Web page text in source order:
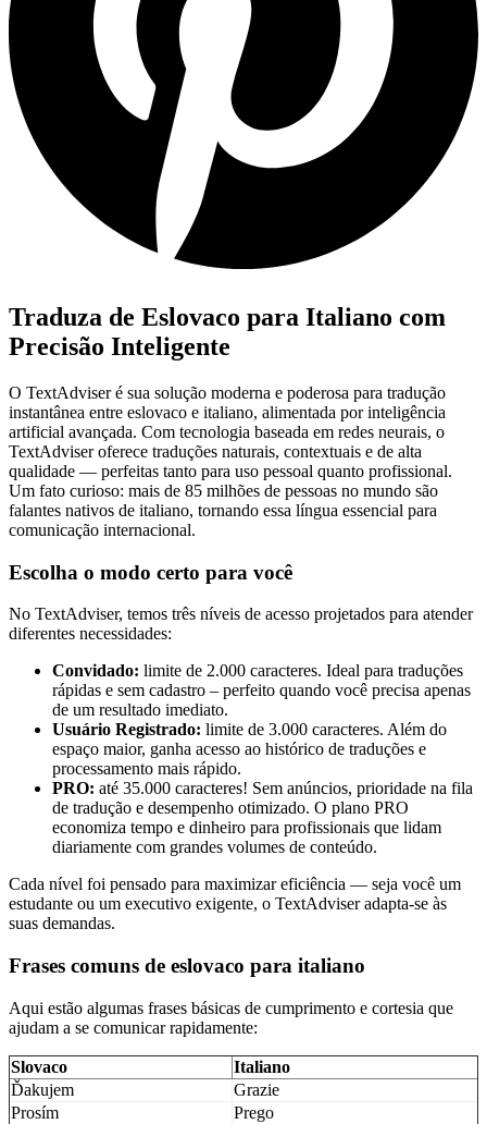
Traduza de Eslovaco para Italiano com
Precisão Inteligente
O TextAdviser é sua solução moderna e poderosa para tradução
instantânea entre eslovaco e italiano, alimentada por inteligência
artificial avançada. Com tecnologia baseada em redes neurais, o
TextAdviser oferece traduções naturais, contextuais e de alta
qualidade — perfeitas tanto para uso pessoal quanto profissional.
Um fato curioso: mais de 85 milhões de pessoas no mundo são
falantes nativos de italiano, tornando essa língua essencial para
comunicação internacional.
Escolha o modo certo para você
No TextAdviser, temos três níveis de acesso projetados para atender
diferentes necessidades:
Convidado: limite de 2.000 caracteres. Ideal para traduções
rápidas e sem cadastro – perfeito quando você precisa apenas
de um resultado imediato.
Usuário Registrado: limite de 3.000 caracteres. Além do
espaço maior, ganha acesso ao histórico de traduções e
processamento mais rápido.
PRO: até 35.000 caracteres! Sem anúncios, prioridade na fila
de tradução e desempenho otimizado. O plano PRO
economiza tempo e dinheiro para profissionais que lidam
diariamente com grandes volumes de conteúdo.
Cada nível foi pensado para maximizar eficiência — seja você um
estudante ou um executivo exigente, o TextAdviser adapta-se às
suas demandas.
Frases comuns de eslovaco para italiano
Aqui estão algumas frases básicas de cumprimento e cortesia que
ajudam a se comunicar rapidamente:
Slovaco
Italiano
Ďakujem
Grazie
Prosím
Prego